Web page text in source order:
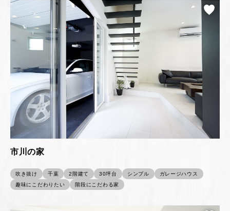
市川の家
吹き抜け 千葉 2階建て 30坪台 シンプル
ガレージハウス
趣味にこだわりたい
階段にこだわる家